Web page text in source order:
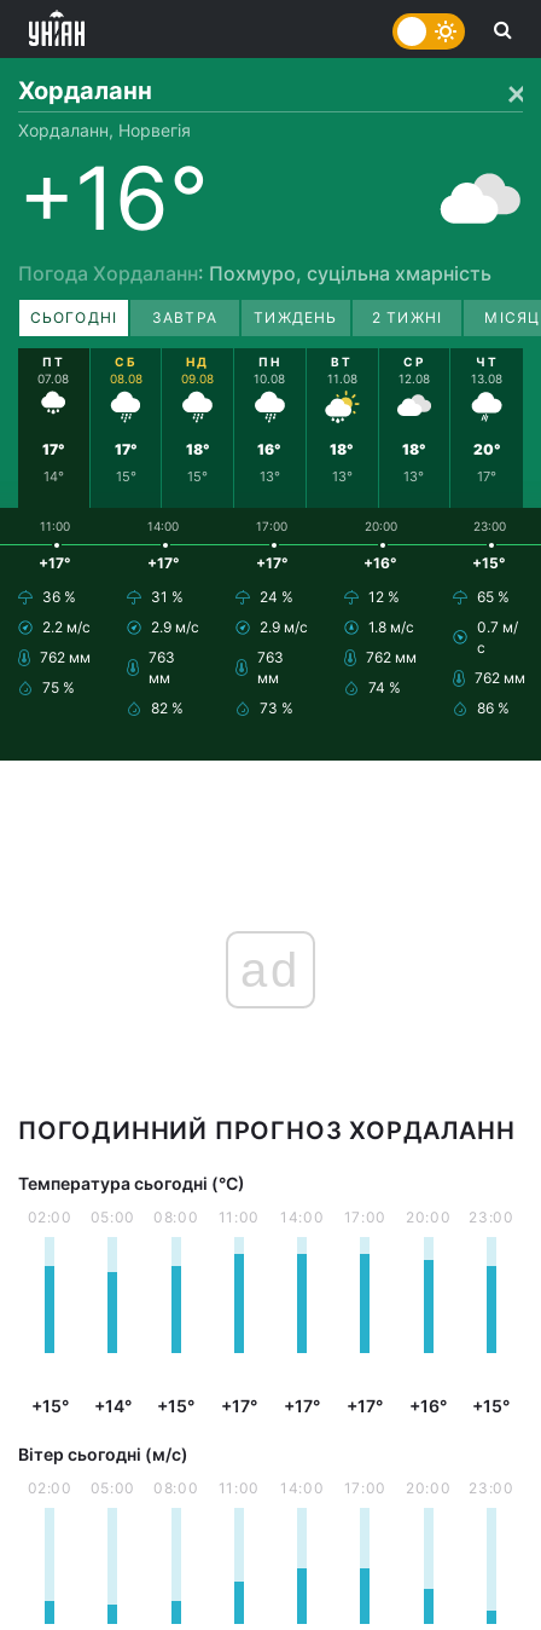
Хордаланн
Хордаланн, Норвегія
+16°
Погода Хордаланн: Похмуро, суцільна хмарність
СЬОГОДНІ ЗАВТРА ТИЖДЕНЬ 2 ТИЖНІ
ПТ
07.08
17°
14°
СБ
08.08
17°
15°
НД
09.08
18°
15°
ПН
10.08
16°
13°
ВТ
11.08
18°
13°
СР
12.08
18°
13°
ЧТ
13.08
20°
17°
11:00
+17°
36 %
2.2 м/с
762 мм
75 %
14:00
+17°
31 %
2.9 м/с
763
мм
82 %
17:00
+17°
24 %
2.9 м/с
763
мм
73 %
20:00
+16°
12 %
1.8 м/с
762 мм
74 %
23:00
+15°
65 %
0.7 м/
с
762 мм
86 %
ad
ПОГОДИННИЙ ПРОГНОЗ ХОРДАЛАНН
Температура сьогодні (°С)
02:00
+15°
05:00
+14°
08:00
+15°
11:00
+17°
14:00
+17°
17:00
+17°
20:00
+16°
23:00
+15°
Вітер сьогодні (м/с)
02:00 05:00 08:00 11:00 14:00 17:00 20:00 23:00